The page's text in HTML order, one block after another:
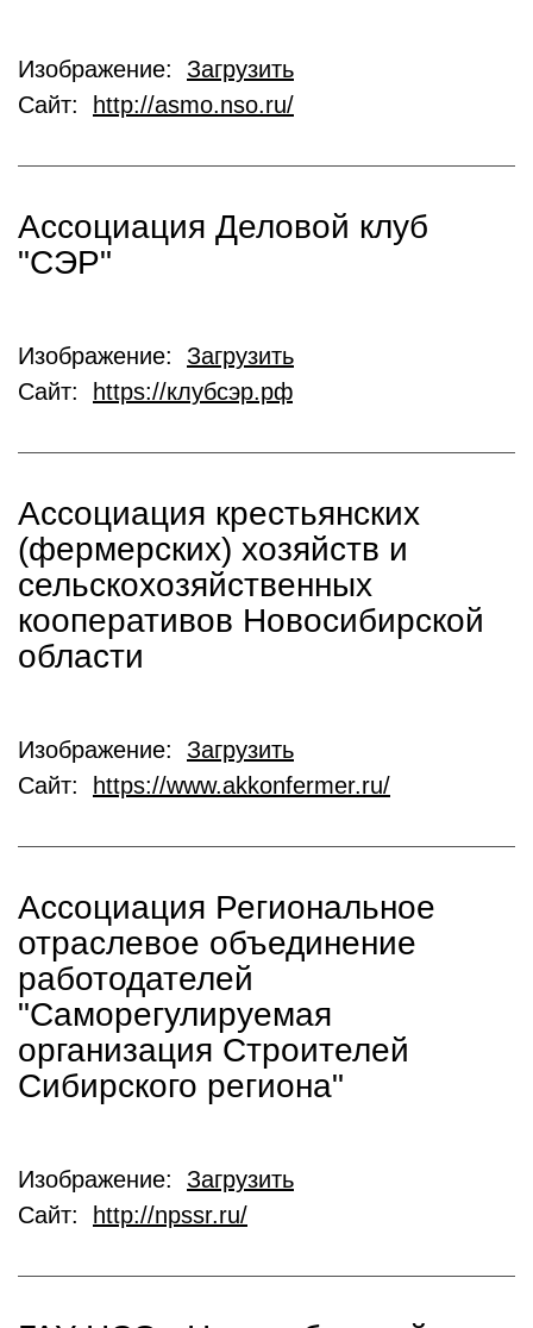
Изображение: Загрузить
Сайт:
http://asmo.nso.ru/
Ассоциация Деловой клуб
"СЭР"
Изображение: Загрузить
Сайт:
https://клубсэр.рф
Ассоциация крестьянских
(фермерских) хозяйств и
сельскохозяйственных
кооперативов Новосибирской
области
Изображение: Загрузить
Сайт:
https://www.akkonfermer.ru/
Ассоциация Региональное
отраслевое объединение
работодателей
"Саморегулируемая
организация Строителей
Сибирского региона"
Изображение: Загрузить
Сайт:
http://npssr.ru/